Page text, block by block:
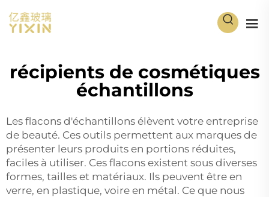
récipients de cosmétiques
échantillons
Les flacons d'échantillons élèvent votre entreprise
de beauté. Ces outils permettent aux marques de
présenter leurs produits en portions réduites,
faciles à utiliser. Ces flacons existent sous diverses
formes, tailles et matériaux. Ils peuvent être en
verre, en plastique, voire en métal. Ce que nous